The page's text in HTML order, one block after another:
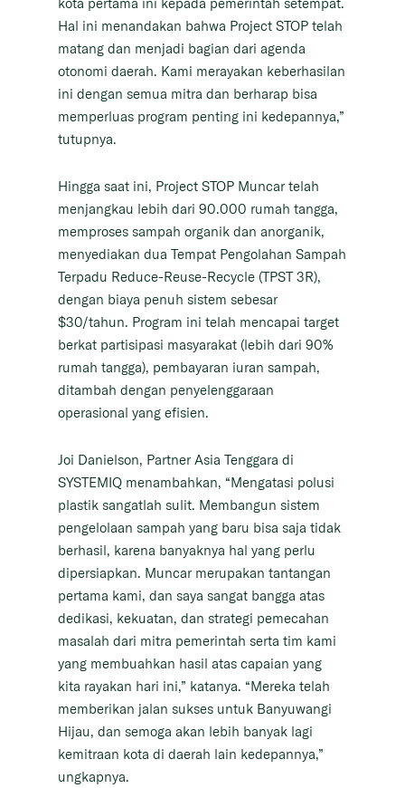
kota pertama ini kepada pemerintah setempat.
Hal ini menandakan bahwa Project STOP telah
matang dan menjadi bagian dari agenda
otonomi daerah. Kami merayakan keberhasilan
ini dengan semua mitra dan berharap bisa
memperluas program penting ini kedepannya,”
tutupnya.
Hingga saat ini, Project STOP Muncar telah
menjangkau lebih dari 90.000 rumah tangga,
memproses sampah organik dan anorganik,
menyediakan dua Tempat Pengolahan Sampah
Terpadu Reduce-Reuse-Recycle (TPST 3R),
dengan biaya penuh sistem sebesar
$30/tahun. Program ini telah mencapai target
berkat partisipasi masyarakat (lebih dari 90%
rumah tangga), pembayaran iuran sampah,
ditambah dengan penyelenggaraan
operasional yang efisien.
Joi Danielson, Partner Asia Tenggara di
SYSTEMIQ menambahkan, “Mengatasi polusi
plastik sangatlah sulit. Membangun sistem
pengelolaan sampah yang baru bisa saja tidak
berhasil, karena banyaknya hal yang perlu
dipersiapkan. Muncar merupakan tantangan
pertama kami, dan saya sangat bangga atas
dedikasi, kekuatan, dan strategi pemecahan
masalah dari mitra pemerintah serta tim kami
yang membuahkan hasil atas capaian yang
kita rayakan hari ini,” katanya. “Mereka telah
memberikan jalan sukses untuk Banyuwangi
Hijau, dan semoga akan lebih banyak lagi
kemitraan kota di daerah lain kedepannya,”
ungkapnya.